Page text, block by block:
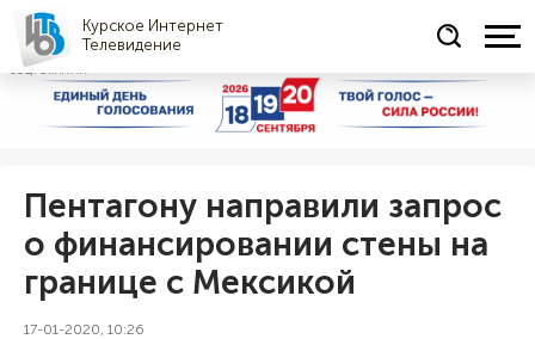
Курское Интернет
Телевидение
СОЦРЕКЛАМА
Пентагону направили запрос
о финансировании стены на
границе с Мексикой
17-01-2020, 10:26